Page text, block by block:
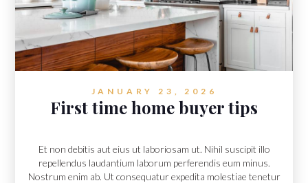
JANUARY 23, 2026
First time home buyer tips
Et non debitis aut eius ut laboriosam ut. Nihil suscipit illo
repellendus laudantium laborum perferendis eum minus.
Nostrum enim ab. Ut consequatur expedita molestiae tenetur